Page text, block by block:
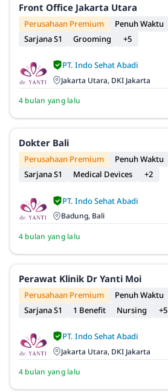
Front Office Jakarta Utara
Perusahaan Premium
Penuh Waktu
Sarjana S1
Grooming +5
PT. Indo Sehat Abadi
Jakarta Utara, DKI Jakarta
4 bulan yang lalu
Dokter Bali
Perusahaan Premium
Penuh Waktu
Sarjana S1
Medical Devices +2
PT. Indo Sehat Abadi
Badung, Bali
4 bulan yang lalu
Perawat Klinik Dr Yanti Moi
Perusahaan Premium
Penuh Waktu
Sarjana S1
1 Benefit Nursing +5
PT. Indo Sehat Abadi
Jakarta Utara, DKI Jakarta
4 bulan yang lalu